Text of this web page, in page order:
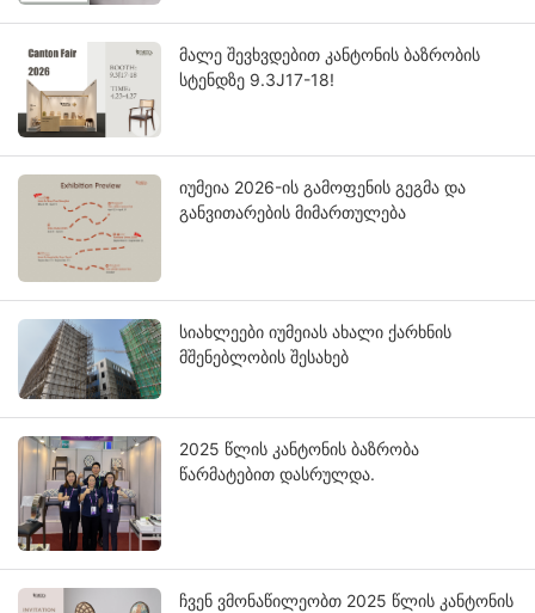
მალე შევხვდებით კანტონის ბაზრობის
სტენდზე 9.3J17-18!
იუმეია 2026-ის გამოფენის გეგმა და
განვითარების მიმართულება
სიახლეები იუმეიას ახალი ქარხნის
მშენებლობის შესახებ
2025 წლის კანტონის ბაზრობა
წარმატებით დასრულდა.
ჩვენ ვმონაწილეობთ 2025 წლის კანტონის